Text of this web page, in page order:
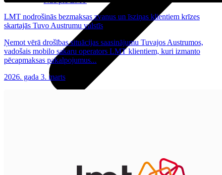
LMT nodrošinās bezmaksas zvanus un īsziņas klientiem krīzes
skartajās Tuvo Austrumu valstīs
Ņemot vērā drošības situācijas saasinājumu Tuvajos Austrumos,
vadošais mobilo sakaru operators LMT klientiem, kuri izmanto
pēcapmaksas pakalpojumus...
2026. gada 3. marts